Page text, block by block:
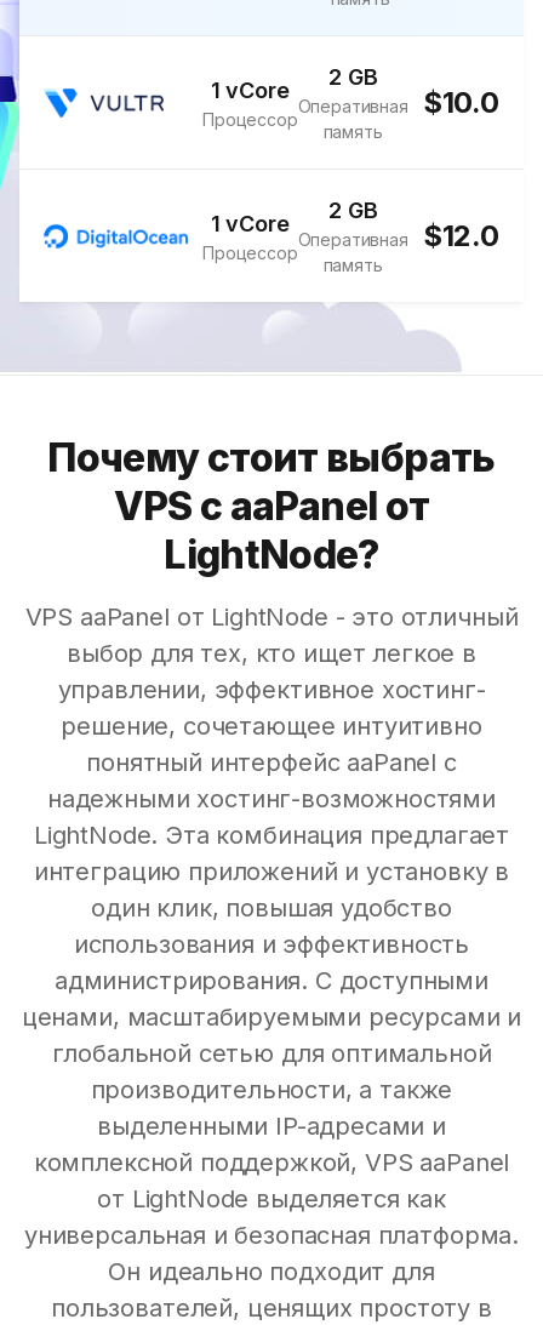
1 vCore
Процессор
2 GB
Оперативная
память
$10.0
1 vCore
Процессор
2 GB
Оперативная
память
$12.0
Почему стоит выбрать
VPS с aaPanel от
LightNode?
VPS aaPanel от LightNode - это отличный
выбор для тех, кто ищет легкое в
управлении, эффективное хостинг-
решение, сочетающее интуитивно
понятный интерфейс aaPanel с
надежными хостинг-возможностями
LightNode. Эта комбинация предлагает
интеграцию приложений и установку в
один клик, повышая удобство
использования и эффективность
администрирования. С доступными
ценами, масштабируемыми ресурсами и
глобальной сетью для оптимальной
производительности, а также
выделенными IP-адресами и
комплексной поддержкой, VPS aaPanel
от LightNode выделяется как
универсальная и безопасная платформа.
Он идеально подходит для
пользователей, ценящих простоту в